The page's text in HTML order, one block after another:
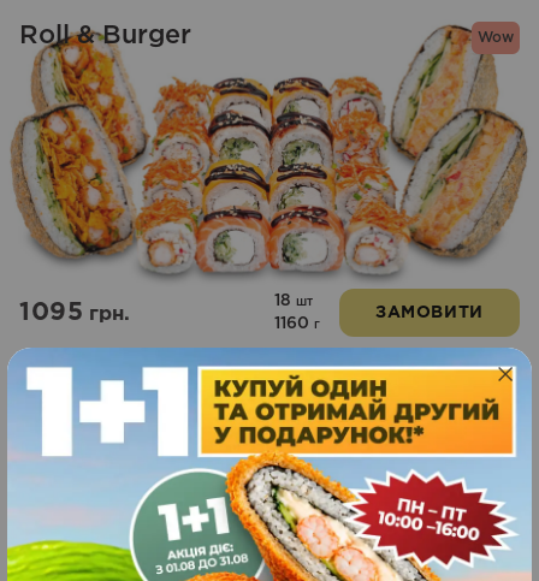
Wow
Roll & Burger
1095грн.
18 шт
1160 г
ЗАМОВИТИ